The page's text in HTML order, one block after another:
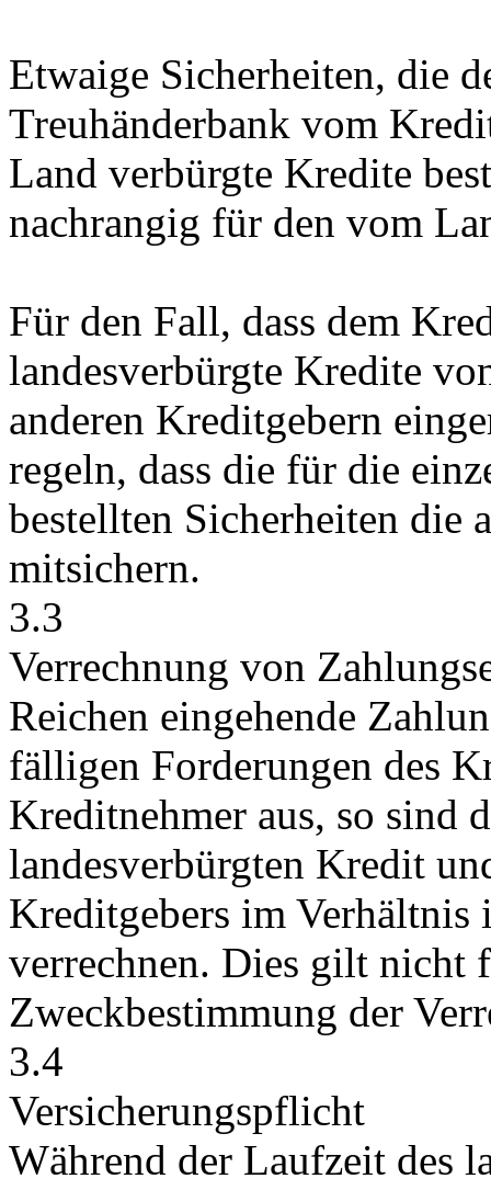
Etwaige Sicherheiten, die
Treuhänderbank vom
Land verbürgte Kredite
nachrangig für den vom
Für den Fall, dass dem
landesverbürgte Kredite
anderen Kreditgebern
regeln, dass die für die
bestellten Sicherheiten die
mitsichern.
3.3
Verrechnung von
Reichen eingehende
fälligen Forderungen des
Kreditnehmer aus, so sind
landesverbürgten Kredit
Kreditgebers im
verrechnen. Dies gilt nicht
Zweckbestimmung der
3.4
Versicherungspflicht
Während der Laufzeit des